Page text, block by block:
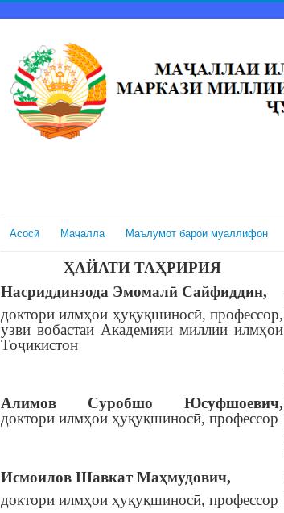
Асосӣ Маҷалла Маълумот барои муаллифон
ҲАЙАТИ ТАҲРИРИЯ
Насриддинзода Эмомалӣ Сайфиддин,
доктори илмҳои ҳуқуқшиносӣ, профессор,
узви вобастаи Академияи миллии илмҳои
Тоҷикистон
Алимов Суробшо Юсуфшоевич,
доктори илмҳои ҳуқуқшиносӣ, профессор
Исмоилов Шавкат Маҳмудович,
доктори илмҳои ҳуқуқшиносӣ, профессор